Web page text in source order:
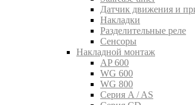
Датчик движения и
Накладки
Разделительные реле
Сенсоры
Накладной монтаж
AP 600
WG 600
WG 800
Серия A / AS